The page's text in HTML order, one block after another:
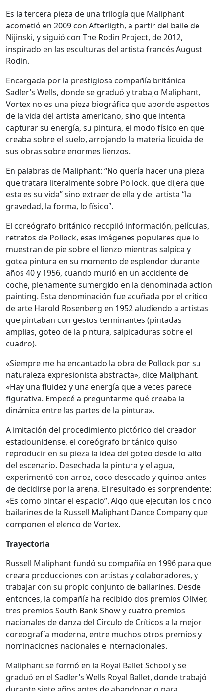
Es la tercera pieza de una trilogía que Maliphant
acometió en 2009 con Afterligth, a partir del baile de
Nijinski, y siguió con The Rodin Project, de 2012,
inspirado en las esculturas del artista francés August
Rodin.
Encargada por la prestigiosa compañía británica
Sadler’s Wells, donde se graduó y trabajo Maliphant,
Vortex no es una pieza biográfica que aborde aspectos
de la vida del artista americano, sino que intenta
capturar su energía, su pintura, el modo físico en que
creaba sobre el suelo, arrojando la materia líquida de
sus obras sobre enormes lienzos.
En palabras de Maliphant: “No quería hacer una pieza
que tratara literalmente sobre Pollock, que dijera que
esta es su vida” sino extraer de ella y del artista “la
gravedad, la forma, lo físico”.
El coreógrafo británico recopiló información, películas,
retratos de Pollock, esas imágenes populares que lo
muestran de pie sobre el lienzo mientras salpica y
gotea pintura en su momento de esplendor durante
años 40 y 1956, cuando murió en un accidente de
coche, plenamente sumergido en la denominada action
painting. Esta denominación fue acuñada por el crítico
de arte Harold Rosenberg en 1952 aludiendo a artistas
que pintaban con gestos terminantes (pintadas
amplias, goteo de la pintura, salpicaduras sobre el
cuadro).
«Siempre me ha encantado la obra de Pollock por su
naturaleza expresionista abstracta», dice Maliphant.
«Hay una fluidez y una energía que a veces parece
figurativa. Empecé a preguntarme qué creaba la
dinámica entre las partes de la pintura».
A imitación del procedimiento pictórico del creador
estadounidense, el coreógrafo británico quiso
reproducir en su pieza la idea del goteo desde lo alto
del escenario. Desechada la pintura y el agua,
experimentó con arroz, coco desecado y quinoa antes
de decidirse por la arena. El resultado es sorprendente:
«Es como pintar el espacio”. Algo que ejecutan los cinco
bailarines de la Russell Maliphant Dance Company que
componen el elenco de Vortex.
Trayectoria
Russell Maliphant fundó su compañía en 1996 para que
creara producciones con artistas y colaboradores, y
trabajar con su propio conjunto de bailarines. Desde
entonces, la compañía ha recibido dos premios Olivier,
tres premios South Bank Show y cuatro premios
nacionales de danza del Círculo de Críticos a la mejor
coreografía moderna, entre muchos otros premios y
nominaciones nacionales e internacionales.
Maliphant se formó en la Royal Ballet School y se
graduó en el Sadler’s Wells Royal Ballet, donde trabajó